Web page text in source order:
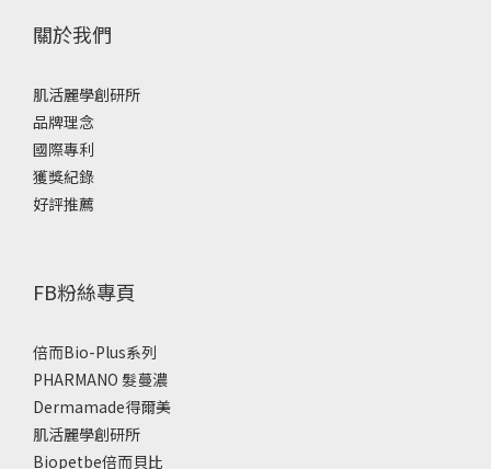
關於我們
肌活麗學創研所
品牌理念
國際專利
獲獎紀錄
好評推薦
FB粉絲專頁
倍而Bio-Plus系列
PHARMANO 髮蔓濃
Dermamade得爾美
肌活麗學創研所
Biopetbe倍而貝比